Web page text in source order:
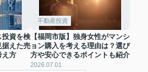
投資を検
据えた売
え方
不動産投資
【福岡市版】独身女性がマンシ
ョン購入を考える理由は？選び
方や安心できるポイントも紹介
2026.07.01